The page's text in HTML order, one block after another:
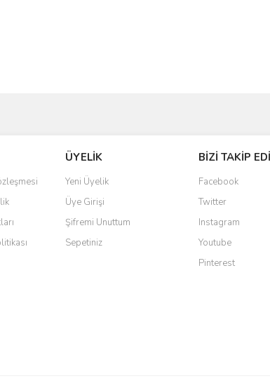
ÜYELİK
Yeni Üyelik
Üye Girişi
Şifremi Unuttum
Sepetiniz
BİZİ TAKİP
Facebook
Twitter
Instagram
Youtube
Pinterest